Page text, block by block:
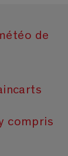
de
compris